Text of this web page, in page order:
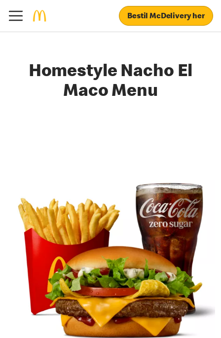
Bestil McDelivery her
Homestyle Nacho El
Maco Menu